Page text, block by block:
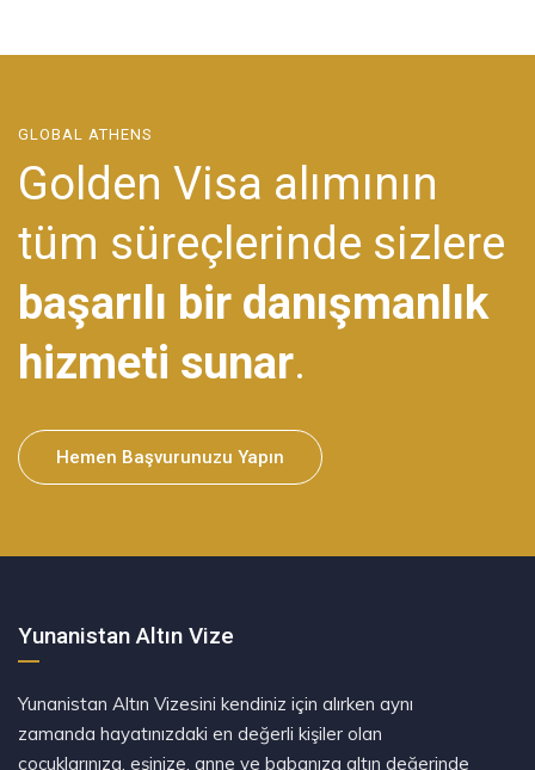
GLOBAL ATHENS
Golden Visa alımının
tüm süreçlerinde sizlere
başarılı bir danışmanlık
hizmeti sunar.
Hemen Başvurunuzu Yapın
Yunanistan Altın Vize
Yunanistan Altın Vizesini kendiniz için alırken aynı
zamanda hayatınızdaki en değerli kişiler olan
çocuklarınıza, eşinize, anne ve babanıza altın değerinde